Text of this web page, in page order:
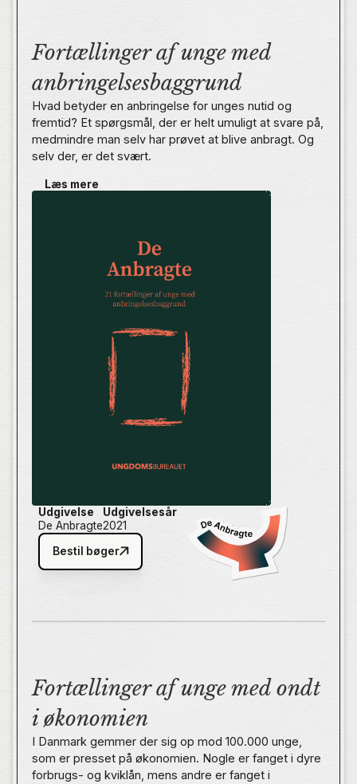
Udgivelse
De Anbragte
Udgivelsesår
2021
Bestil bøger
Fortællinger af unge med
anbringelsesbaggrund
Hvad betyder en anbringelse for unges nutid og
fremtid? Et spørgsmål, der er helt umuligt at svare på,
medmindre man selv har prøvet at blive anbragt. Og
selv der, er det svært.
I De Anbragte fortæller unge om deres anbringelse i
Forfatterne har alle oplevet biologiske forældre, som
har haft svært ved at håndtere forældreskabet. Men
når du dykker ned i bogens fortællinger, vil du opleve
illustrerer, at hver forfatter gemmer på sin helt egen
Læs mere
Fortællinger af unge med ondt
i økonomien
I Danmark gemmer der sig op mod 100.000 unge,
som er presset på økonomien. Nogle er fanget i dyre
forbrugs- og kviklån, mens andre er fanget i